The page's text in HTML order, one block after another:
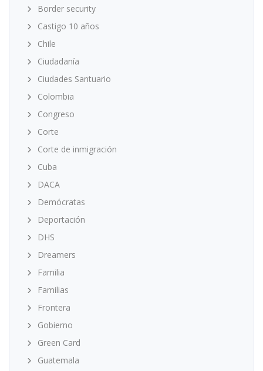
Border security
Castigo 10 años
Chile
Ciudadanía
Ciudades Santuario
Colombia
Congreso
Corte
Corte de inmigración
Cuba
DACA
Demócratas
Deportación
DHS
Dreamers
Familia
Familias
Frontera
Gobierno
Green Card
Guatemala